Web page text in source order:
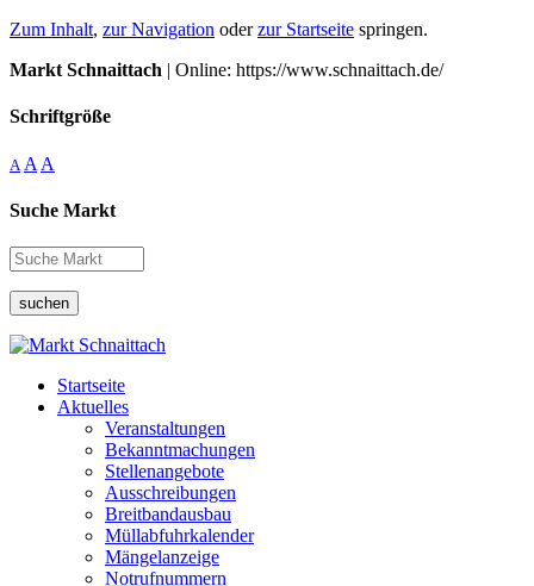
Zum Inhalt, zur Navigation oderzur Startseite springen.
Markt Schnaittach | Online: https://www.schnaittach.de/
Schriftgröße
A A A
Suche Markt
suchen
Startseite
Aktuelles
Veranstaltungen
Bekanntmachungen
Stellenangebote
Ausschreibungen
Breitbandausbau
Müllabfuhrkalender
Mängelanzeige
Notrufnummern